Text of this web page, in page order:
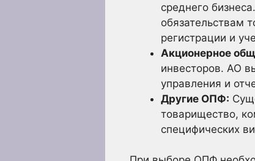
среднего
обязательствам
регистрации и
Акционерное
инвесторов. АО
управления и
Другие ОПФ:
товарищество,
специфических